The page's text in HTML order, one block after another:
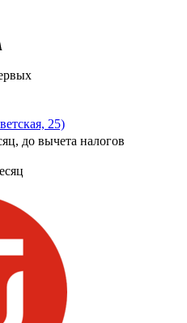
25)
до вычета налогов